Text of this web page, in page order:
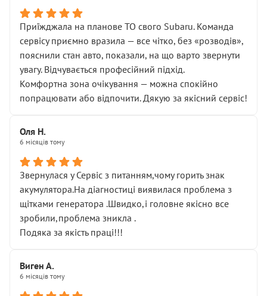
Приїжджала на планове ТО свого Subaru. Команда
сервісу приємно вразила — все чітко, без «розводів»,
пояснили стан авто, показали, на що варто звернути
увагу. Відчувається професійний підхід.
Комфортна зона очікування — можна спокійно
попрацювати або відпочити. Дякую за якісний сервіс!
Оля Н.
6 місяців тому
Звернулася у Сервіс з питанням,чому горить знак
акумулятора.На діагностиці виявилася проблема з
щітками генератора .Швидко,і головне якісно все
зробили,проблема зникла .
Подяка за якість праці!!!
Виген А.
6 місяців тому